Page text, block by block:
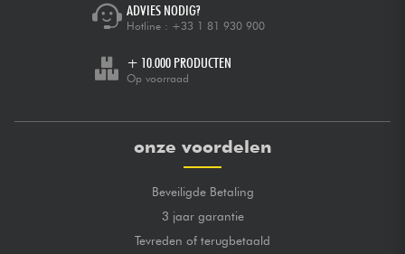
ADVIES NODIG?
Hotline : +33 1 81 930 900
+ 10.000 PRODUCTEN
Op voorraad
onze voordelen
Beveiligde Betaling
3 jaar garantie
Tevreden of terugbetaald